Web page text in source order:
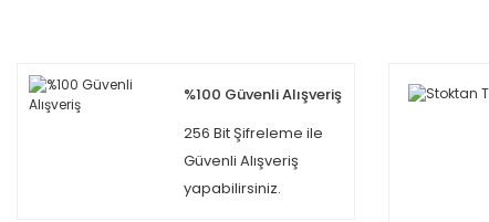
%100 Güvenli Alışveriş
256 Bit Şifreleme ile
Güvenli Alışveriş
yapabilirsiniz.